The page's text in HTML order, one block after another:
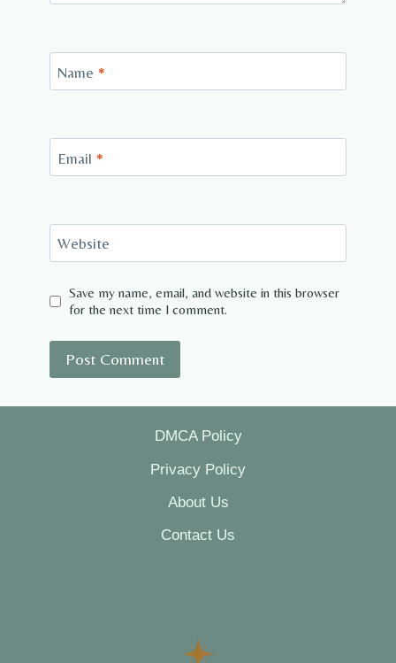
Name *
Email *
Website
Save my name, email, and website in this browser
for the next time I comment.
DMCA Policy
Privacy Policy
About Us
Contact Us